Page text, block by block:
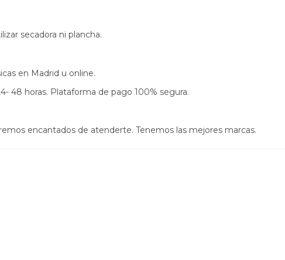
secadora ni plancha.
en Madrid u online.
48 horas. Plataforma de pago 100% segura.
encantados de atenderte. Tenemos las mejores marcas.